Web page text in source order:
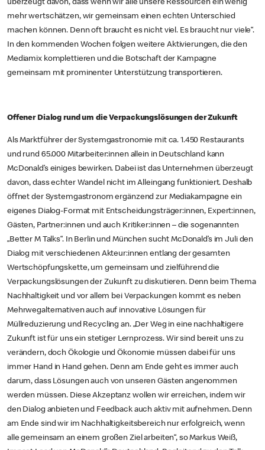
überzeugt davon, dass wenn wir alle unsere Ressourcen ein wenig
mehr wertschätzen, wir gemeinsam einen echten Unterschied
machen können. Denn oft braucht es nicht viel. Es braucht nur viele“.
In den kommenden Wochen folgen weitere Aktivierungen, die den
Mediamix komplettieren und die Botschaft der Kampagne
gemeinsam mit prominenter Unterstützung transportieren.
Offener Dialog rund um die Verpackungslösungen der Zukunft
Als Marktführer der Systemgastronomie mit ca. 1.450 Restaurants
und rund 65.000 Mitarbeiter:innen allein in Deutschland kann
McDonald’s einiges bewirken. Dabei ist das Unternehmen überzeugt
davon, dass echter Wandel nicht im Alleingang funktioniert. Deshalb
öffnet der Systemgastronom ergänzend zur Mediakampagne ein
eigenes Dialog-Format mit Entscheidungsträger:innen, Expert:innen,
Gästen, Partner:innen und auch Kritiker:innen – die sogenannten
„Better M Talks“. In Berlin und München sucht McDonald’s im Juli den
Dialog mit verschiedenen Akteur:innen entlang der gesamten
Wertschöpfungskette, um gemeinsam und zielführend die
Verpackungslösungen der Zukunft zu diskutieren. Denn beim Thema
Nachhaltigkeit und vor allem bei Verpackungen kommt es neben
Mehrwegalternativen auch auf innovative Lösungen für
Müllreduzierung und Recycling an. „Der Weg in eine nachhaltigere
Zukunft ist für uns ein stetiger Lernprozess. Wir sind bereit uns zu
verändern, doch Ökologie und Ökonomie müssen dabei für uns
immer Hand in Hand gehen. Denn am Ende geht es immer auch
darum, dass Lösungen auch von unseren Gästen angenommen
werden müssen. Diese Akzeptanz wollen wir erreichen, indem wir
den Dialog anbieten und Feedback auch aktiv mit aufnehmen. Denn
am Ende sind wir im Nachhaltigkeitsbereich nur erfolgreich, wenn
alle gemeinsam an einem großen Ziel arbeiten“, so Markus Weiß,